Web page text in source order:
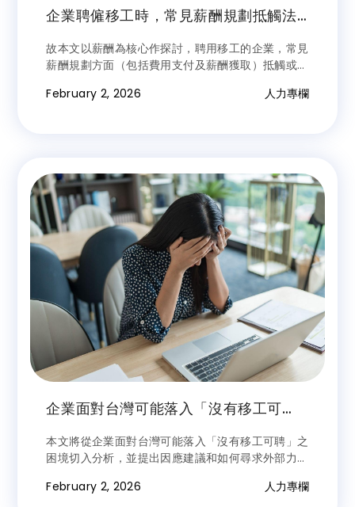
企業聘僱移工時，常見薪酬規劃抵觸法
故本文以薪酬為核心作探討，聘用移工的企業，常見
薪酬規劃方面（包括費用支付及薪酬獲取）抵觸或違
出有效的看法和建議，於促進移工與企業間之勞資關
February 2, 2026 人力專欄
企業面對台灣可能落入「沒有移工可
本文將從企業面對台灣可能落入「沒有移工可聘」之
困境切入分析，並提出因應建議和如何尋求外部力量
February 2, 2026 人力專欄